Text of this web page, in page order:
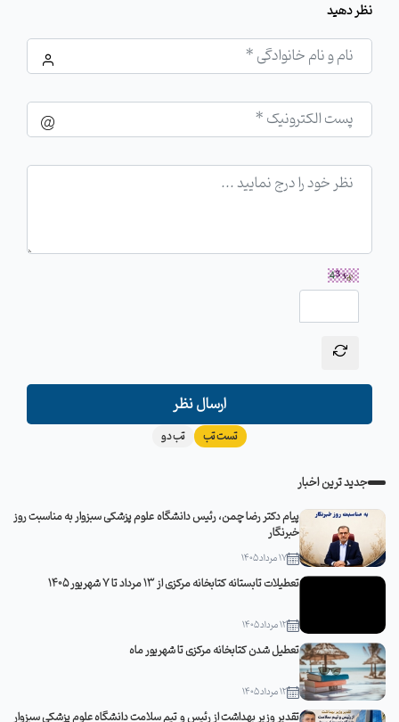
نظر دهید
ارسال نظر
تست تب تب دو
جدید ترین اخبار
پیام دکتر رضا چمن، رئیس دانشگاه علوم پزشکی سبزوار به مناسبت روز
خبرنگار
17 مرداد 1405
تعطیلات تابستانه کتابخانه مرکزی از 13 مرداد تا 7 شهریور 1405
12 مرداد 1405
تعطیل شدن کتابخانه مرکزی تا شهریور ماه
12 مرداد 1405
تقدیر وزیر بهداشت از رئیس و تیم سلامت دانشگاه علوم پزشکی سبزوار